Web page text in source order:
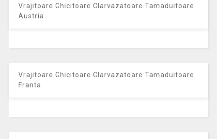
Vrajitoare Ghicitoare Clarvazatoare Tamaduitoare
Austria
Vrajitoare Ghicitoare Clarvazatoare Tamaduitoare
Franta